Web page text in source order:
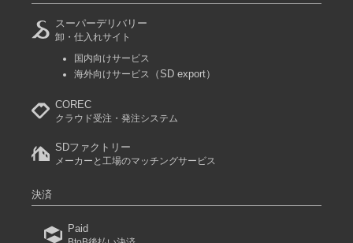
スーパーデリバリー
卸・仕入れサイト
国内向けサービス
海外向けサービス
（SD export）
COREC
クラウド受注・発注システム
SDファクトリー
メーカーと工場のマッチングサービス
決済
Paid